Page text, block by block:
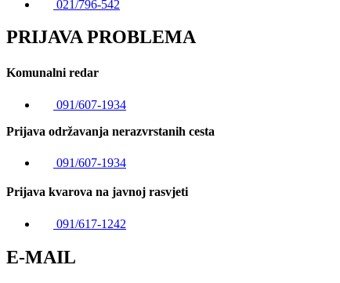
021/796-542
PRIJAVA PROBLEMA
Komunalni redar
091/607-1934
Prijava održavanja nerazvrstanih cesta
091/607-1934
Prijava kvarova na javnoj rasvjeti
091/617-1242
E-MAIL